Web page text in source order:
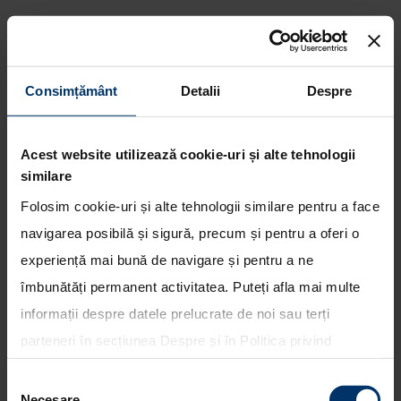
Consimțământ Detalii Despre
Acest website utilizează cookie-uri și alte tehnologii
similare
Folosim cookie-uri și alte tehnologii similare pentru a face
navigarea posibilă și sigură, precum și pentru a oferi o
experiență mai bună de navigare și pentru a ne
îmbunătăți permanent activitatea. Puteți afla mai multe
informații despre datele prelucrate de noi sau terți
parteneri în secțiunea Despre și în Politica privind
toate cookie-urile, una sau mai multe categorii sau să
Actualizare preferinte de
marketing.
Prin completarea acestui formular va
exprimati/modificati preferintele cu
privire la primirea comunicarilor